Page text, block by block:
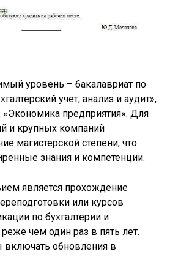
уровень – бакалавриат по
учет, анализ и аудит»,
предприятия». Для
и крупных компаний
магистерской степени, что
знания и компетенции.
является прохождение
или курсов
по бухгалтерии и
чем один раз в пять лет.
обновления в